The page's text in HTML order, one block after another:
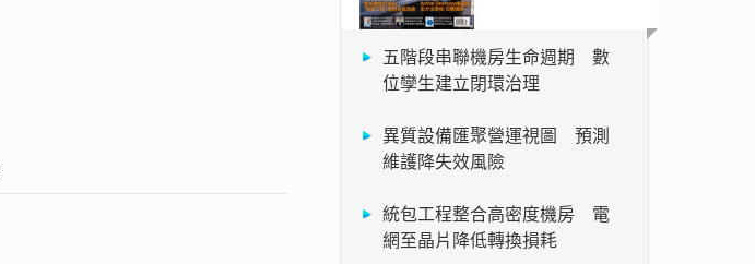
五階段串聯機房生命週期 數
位孿生建立閉環治理
異質設備匯聚營運視圖 預測
維護降失效風險
統包工程整合高密度機房 電
網至晶片降低轉換損耗